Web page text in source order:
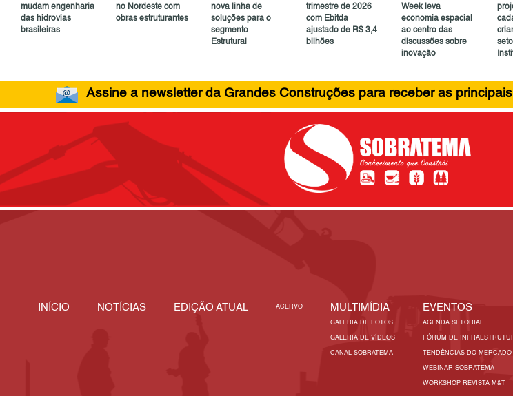
mudam engenharia
das hidrovias
brasileiras
no Nordeste com
obras estruturantes
nova linha de
soluções para o
segmento
Estrutural
trimestre de 2026
com Ebitda
ajustado de R$ 3,4
bilhões
Week leva
economia espacial
ao centro das
discussões sobre
inovação
Assine a newsletter da Grandes Construções para receber as
INÍCIO NOTÍCIAS EDIÇÃO ATUAL ACERVO MULTIMÍDIA
GALERIA DE FOTOS
GALERIA DE VÍDEOS
CANAL SOBRATEMA
EVENTOS
AGENDA SETORIAL
FÓRUM DE
TENDÊNCIAS DO MERCADO
WEBINAR SOBRATEMA
WORKSHOP REVISTA M&T